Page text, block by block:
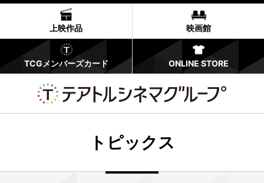
上映作品 映画館
TCGメンバーズカード ONLINE STORE
トピックス